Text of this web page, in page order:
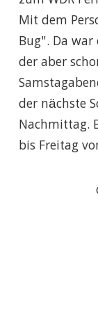
Mit dem
Bug". Da
der aber
der nächste
Nachmittag.
bis Freitag